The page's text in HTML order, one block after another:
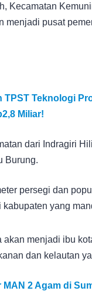
Kecamatan
menjadi pusat
Teknologi
Miliar!
dari Indragiri
Burung.
persegi dan
kabupaten yang
akan menjadi ibu
dan kelautan
MAN 2 Agam di